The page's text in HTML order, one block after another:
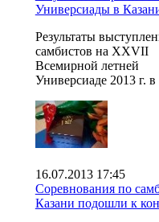
Универсиады в
Результаты
самбистов на XXVII
Всемирной летней
Универсиаде 2013 г.
16.07.2013 17:45
Соревнования по
Казани подошли к